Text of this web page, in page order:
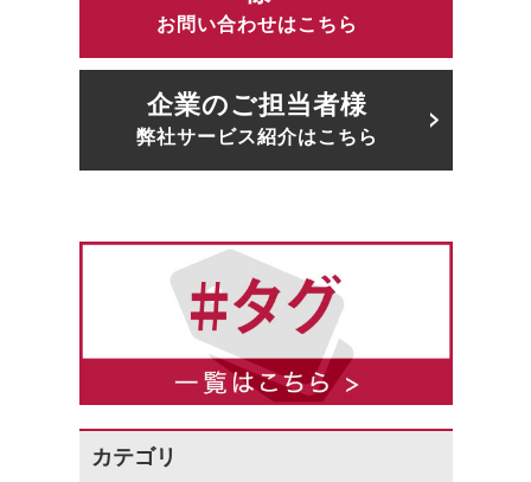
お問い合わせはこちら
企業のご担当者様
弊社サービス紹介はこちら
カテゴリ